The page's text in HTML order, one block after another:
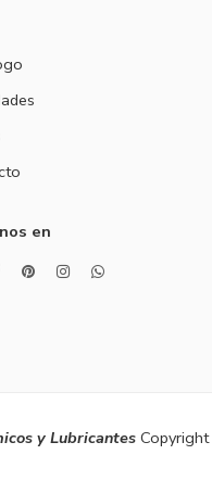
en
y Lubricantes